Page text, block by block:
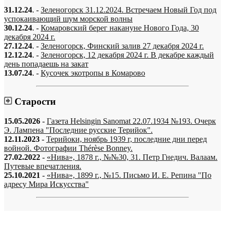
31.12.24. - Зеленогорск 31.12.2024. Встречаем Новый Год под
успокаивающий шум морской волны
30.12.24. - Комаровский берег накануне Нового Года, 30
декабря 2024 г.
27.12.24. - Зеленогорск, Финский залив 27 декабря 2024 г.
12.12.24. - Зеленогорск, 12 декабря 2024 г. В декабре каждый
день попадаешь на закат
13.07.24. - Кусочек экотропы в Комарово
Старости
15.05.2026 - Газета Helsingin Sanomat 22.07.1934 №193. Очерк
Э. Лампена "Последние русские Терийок".
12.11.2023 - Терийоки, ноябрь 1939 г, последние дни перед
войной. Фотографии Thérèse Bonney.
27.02.2022 - «Нива», 1878 г., №№30, 31. Петр Гнедич. Валаам.
Путевые впечатления.
25.10.2021 - «Нива», 1899 г., №15. Письмо И. Е. Репина "По
адресу Мира Искусства"